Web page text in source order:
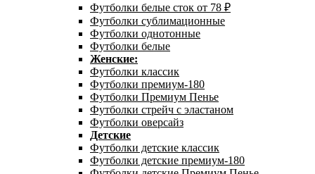
Футболки белые сток от 78 ₽
Футболки сублимационные
Футболки однотонные
Футболки белые
Женские:
Футболки классик
Футболки премиум-180
Футболки Премиум Пенье
Футболки стрейч с эластаном
Футболки оверсайз
Детские
Футболки детские классик
Футболки детские премиум-180